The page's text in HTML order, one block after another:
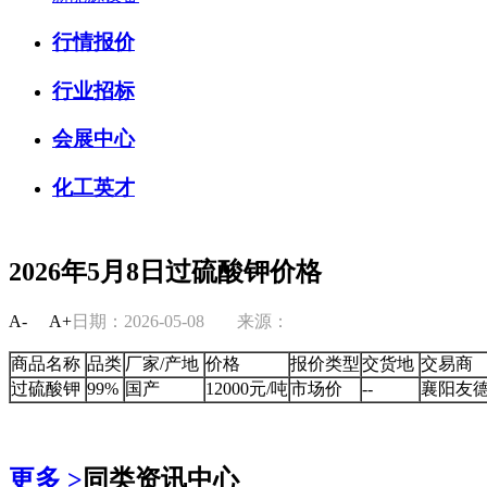
行情报价
行业招标
会展中心
化工英才
2026年5月8日过硫酸钾价格
A- A+日期：2026-05-08 来源：
商品名称 品类 厂家/产地 价格 报价类型交货地 交易商
过硫酸钾 99% 国产 12000元/吨市场价 -- 襄阳友
更多 >同类资讯中心